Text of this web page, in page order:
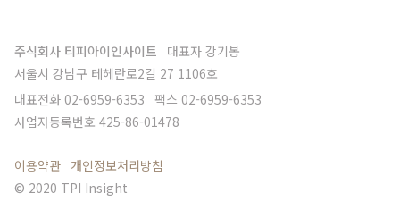
주식회사 티피아이인사이트 대표자 강기봉
서울시 강남구 테헤란로2길 27 1106호
대표전화 02-6959-6353 팩스 02-6959-6353
사업자등록번호 425-86-01478
이용약관 개인정보처리방침
© 2020 TPI Insight